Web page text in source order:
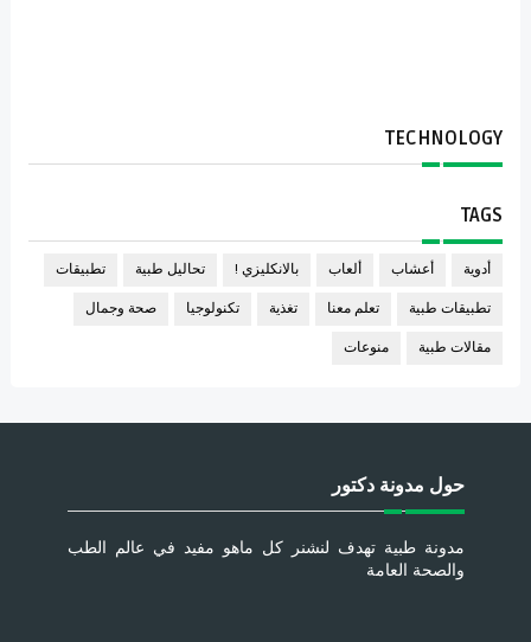
TECHNOLOGY
TAGS
أدوية أعشاب ألعاب بالانكليزي ! تحاليل طبية تطبيقات
تطبيقات طبية تعلم معنا تغذية تكنولوجيا صحة وجمال
مقالات طبية منوعات
حول مدونة دكتور
مدونة طبية تهدف لنشنر كل ماهو مفيد في عالم الطب
والصحة العامة